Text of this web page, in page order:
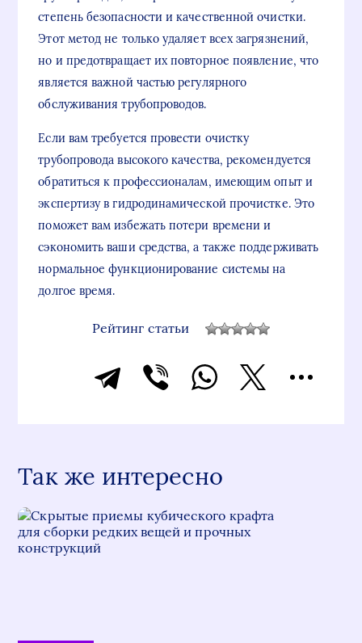
степень безопасности и качественной очистки.
Этот метод не только удаляет всех загрязнений,
но и предотвращает их повторное появление, что
является важной частью регулярного
обслуживания трубопроводов.
Если вам требуется провести очистку
трубопровода высокого качества, рекомендуется
обратиться к профессионалам, имеющим опыт и
экспертизу в гидродинамической прочистке. Это
поможет вам избежать потери времени и
сэкономить ваши средства, а также поддерживать
нормальное функционирование системы на
долгое время.
Рейтинг статьи
Так же интересно